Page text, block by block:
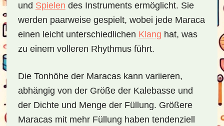
und Spielen des Instruments ermöglicht. Sie
werden paarweise gespielt, wobei jede Maraca
einen leicht unterschiedlichen Klang hat, was
zu einem volleren Rhythmus führt.
Die Tonhöhe der Maracas kann variieren,
abhängig von der Größe der Kalebasse und
der Dichte und Menge der Füllung. Größere
Maracas mit mehr Füllung haben tendenziell